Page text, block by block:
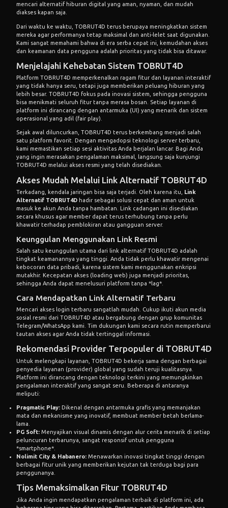
mencari alternatif hiburan digital yang aman, nyaman, dan mudah
diakses kapan saja.
Dari waktu ke waktu, TOBRUT4D terus berupaya meningkatkan sistem
mereka agar performanya tetap maksimal dan anti-lelet saat digunakan.
Kami sangat memahami bahwa di era serba cepat ini, kemudahan akses
dan keamanan data pengguna adalah prioritas yang tidak bisa ditawar.
Menjelajahi Kehebatan Sistem TOBRUT4D
Platform TOBRUT4D memperkenalkan ragam fitur dan layanan interaktif
yang tidak hanya seru, tetapi juga memberikan peluang hiburan yang
lebih besar. TOBRUT4D fokus pada inovasi sistem, sehingga pengguna
bisa menikmati seluruh fitur tanpa merasa bosan. Setiap layanan di
platform ini dirancang dengan antarmuka (UI) yang menarik dan sistem
operasional yang adil (fair play).
Sejak awal diluncurkan, TOBRUT4D terus berkembang menjadi salah
satu platform favorit. Dengan mengadopsi teknologi server terbaru,
kami memastikan setiap sesi aktivitas Anda berjalan lancar. Bagi Anda
yang ingin merasakan pengalaman maksimal, langsung saja kunjungi
TOBRUT4D melalui akses resmi yang telah disediakan.
Akses Mudah Melalui Link Alternatif TOBRUT4D
Terkadang, kendala jaringan bisa saja terjadi. Oleh karena itu,
Link
Alternatif TOBRUT4D hadir sebagai solusi cepat dan aman untuk
masuk ke akun Anda tanpa hambatan. Link cadangan ini disediakan
secara khusus agar member dapat terus terhubung tanpa perlu
khawatir terhadap pemblokiran atau gangguan server.
Keunggulan Menggunakan Link Resmi
Salah satu keunggulan utama dari link alternatif TOBRUT4D adalah
tingkat keamanannya yang tinggi. Anda tidak perlu khawatir mengenai
kebocoran data pribadi, karena sistem kami menggunakan enkripsi
mutakhir. Kecepatan akses (loading web) juga menjadi prioritas,
sehingga Anda dapat menelusuri platform tanpa *lag*.
Cara Mendapatkan Link Alternatif Terbaru
Mencari akses login terbaru sangatlah mudah. Cukup ikuti akun media
sosial resmi dari TOBRUT4D atau bergabung dengan grup komunitas
Telegram/WhatsApp kami. Tim dukungan kami secara rutin memperbarui
tautan akses agar Anda tidak tertinggal informasi.
Rekomendasi Provider Terpopuler di TOBRUT4D
Untuk melengkapi layanan, TOBRUT4D bekerja sama dengan berbagai
penyedia layanan (provider) global yang sudah teruji kualitasnya.
Platform ini dirancang dengan teknologi terkini yang memungkinkan
pengalaman interaktif yang sangat seru. Beberapa di antaranya
meliputi:
Pragmatic Play: Dikenal dengan antarmuka grafis yang memanjakan
mata dan mekanisme yang inovatif, membuat member betah berlama-
lama.
PG Soft: Menyajikan visual dinamis dengan alur cerita menarik di setiap
peluncuran terbarunya, sangat responsif untuk pengguna
*smartphone*.
Nolimit City & Habanero: Menawarkan inovasi tingkat tinggi dengan
berbagai fitur unik yang memberikan kejutan tak terduga bagi para
penggunanya.
Tips Memaksimalkan Fitur TOBRUT4D
Jika Anda ingin mendapatkan pengalaman terbaik di platform ini, ada